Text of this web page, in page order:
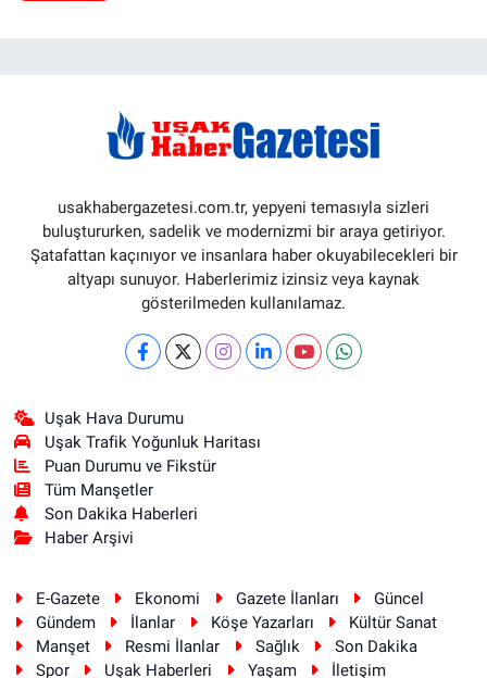
usakhabergazetesi.com.tr, yepyeni temasıyla sizleri
buluştururken, sadelik ve modernizmi bir araya getiriyor.
Şatafattan kaçınıyor ve insanlara haber okuyabilecekleri bir
altyapı sunuyor. Haberlerimiz izinsiz veya kaynak
gösterilmeden kullanılamaz.
Uşak Hava Durumu
Uşak Trafik Yoğunluk Haritası
Puan Durumu ve Fikstür
Tüm Manşetler
Son Dakika Haberleri
Haber Arşivi
E-Gazete Ekonomi Gazete İlanları
Güncel
Gündem
İlanlar Köşe Yazarları
Kültür Sanat
Manşet
Resmi İlanlar Sağlık
Son Dakika
Spor
Uşak Haberleri Yaşam İletişim